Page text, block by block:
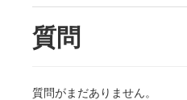
質問
質問がまだありません。